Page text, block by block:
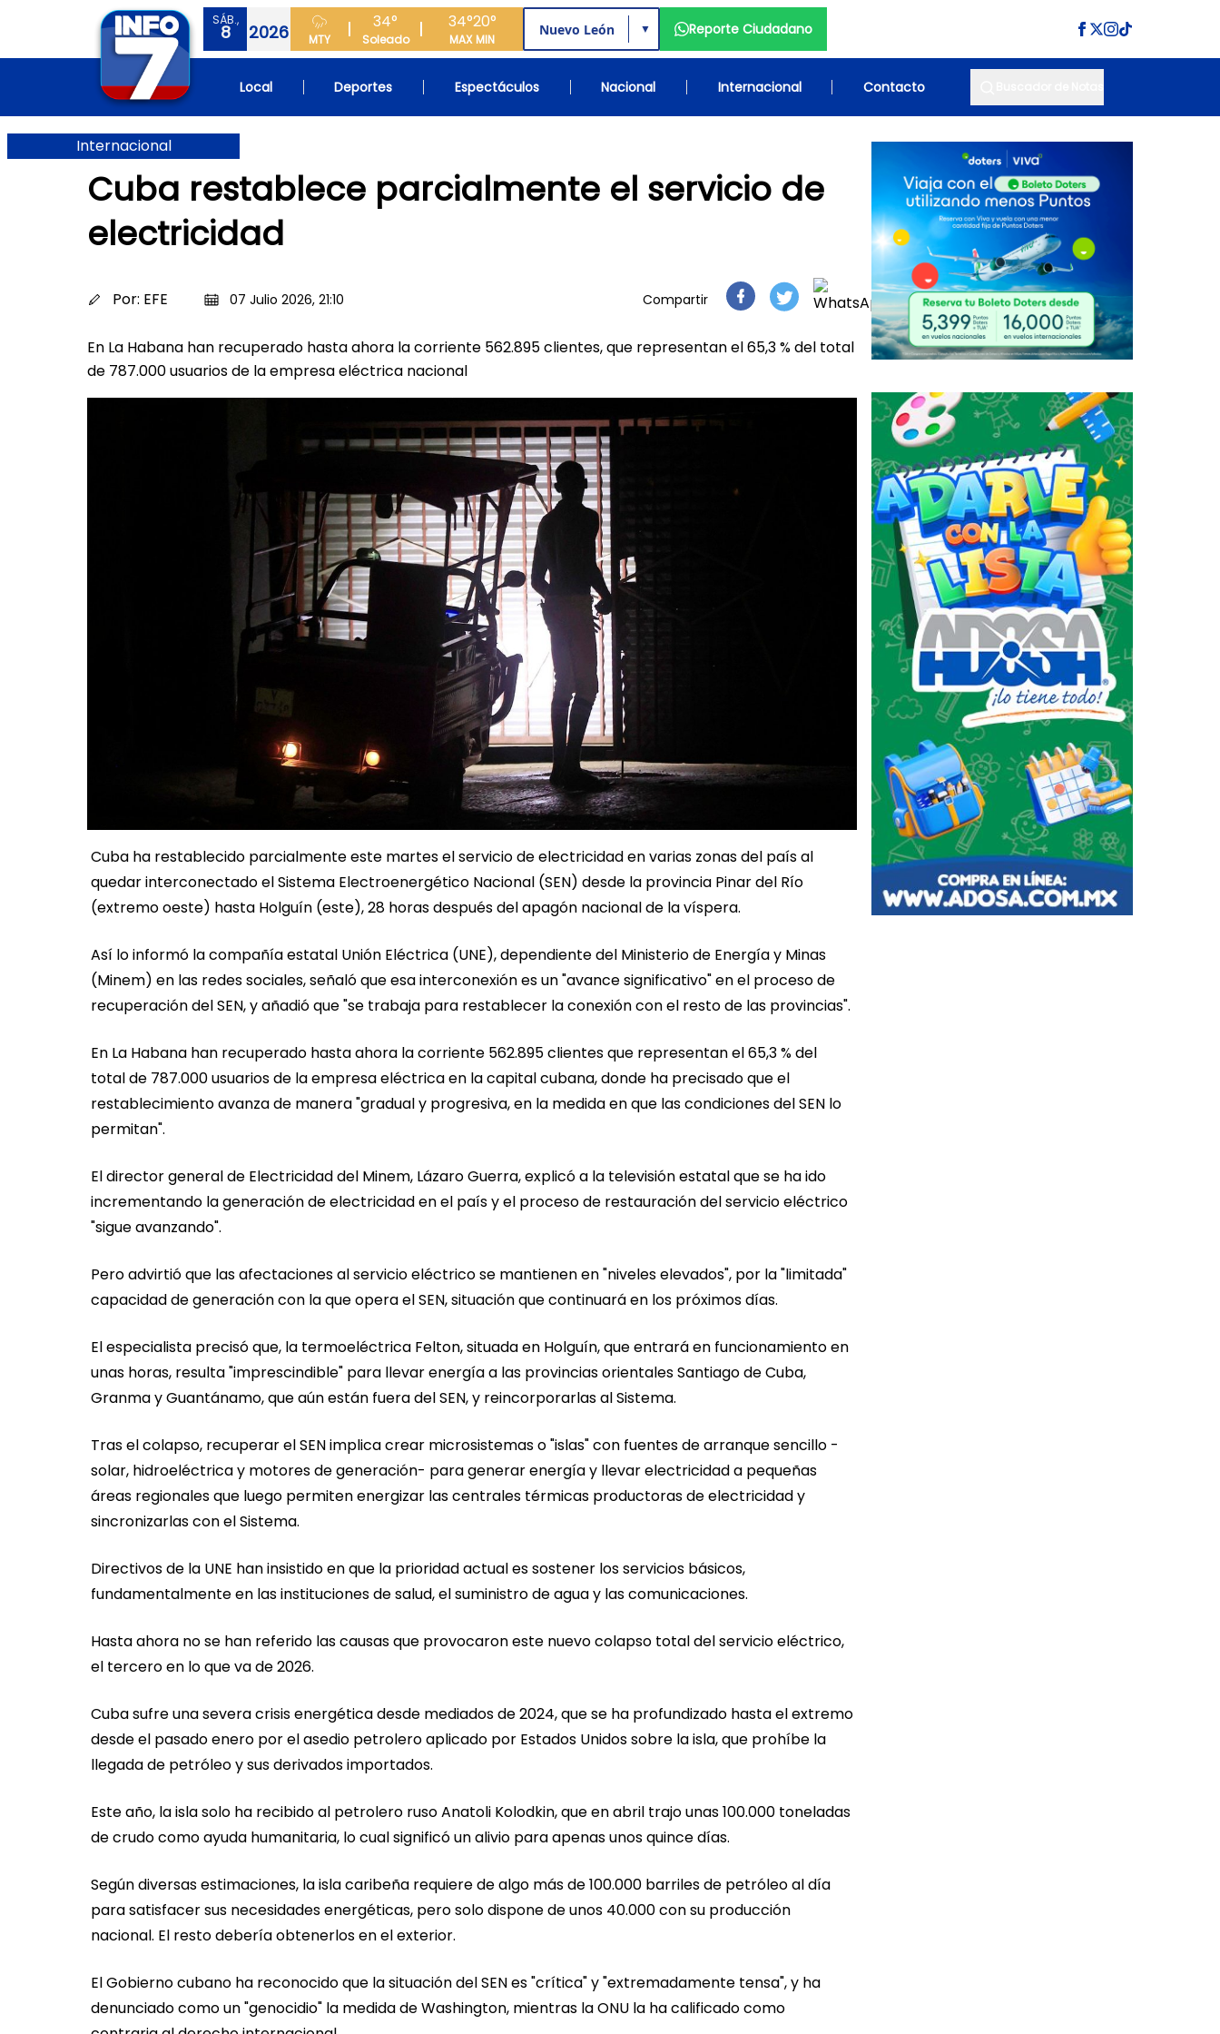
SÁB.,
8 2026 MTY
34°
Soleado
34°
MAX
20°
MIN
▼ Reporte Ciudadano
Local Deportes Espectáculos Nacional Internacional Contacto
Internacional
Cuba restablece parcialmente el servicio de
electricidad
Por: EFE 07 Julio 2026, 21:10 Compartir
En La Habana han recuperado hasta ahora la corriente 562.895 clientes, que representan el 65,3 % del total
de 787.000 usuarios de la empresa eléctrica nacional
Cuba ha restablecido parcialmente este martes el servicio de electricidad en varias zonas del país al
quedar interconectado el Sistema Electroenergético Nacional (SEN) desde la provincia Pinar del Río
(extremo oeste) hasta Holguín (este), 28 horas después del apagón nacional de la víspera.
Así lo informó la compañía estatal Unión Eléctrica (UNE), dependiente del Ministerio de Energía y Minas
(Minem) en las redes sociales, señaló que esa interconexión es un "avance significativo" en el proceso de
recuperación del SEN, y añadió que "se trabaja para restablecer la conexión con el resto de las provincias".
En La Habana han recuperado hasta ahora la corriente 562.895 clientes que representan el 65,3 % del
total de 787.000 usuarios de la empresa eléctrica en la capital cubana, donde ha precisado que el
restablecimiento avanza de manera "gradual y progresiva, en la medida en que las condiciones del SEN lo
permitan".
El director general de Electricidad del Minem, Lázaro Guerra, explicó a la televisión estatal que se ha ido
incrementando la generación de electricidad en el país y el proceso de restauración del servicio eléctrico
"sigue avanzando".
Pero advirtió que las afectaciones al servicio eléctrico se mantienen en "niveles elevados", por la "limitada"
capacidad de generación con la que opera el SEN, situación que continuará en los próximos días.
El especialista precisó que, la termoeléctrica Felton, situada en Holguín, que entrará en funcionamiento en
unas horas, resulta "imprescindible" para llevar energía a las provincias orientales Santiago de Cuba,
Granma y Guantánamo, que aún están fuera del SEN, y reincorporarlas al Sistema.
Tras el colapso, recuperar el SEN implica crear microsistemas o "islas" con fuentes de arranque sencillo -
solar, hidroeléctrica y motores de generación- para generar energía y llevar electricidad a pequeñas
áreas regionales que luego permiten energizar las centrales térmicas productoras de electricidad y
sincronizarlas con el Sistema.
Directivos de la UNE han insistido en que la prioridad actual es sostener los servicios básicos,
fundamentalmente en las instituciones de salud, el suministro de agua y las comunicaciones.
Hasta ahora no se han referido las causas que provocaron este nuevo colapso total del servicio eléctrico,
el tercero en lo que va de 2026.
Cuba sufre una severa crisis energética desde mediados de 2024, que se ha profundizado hasta el extremo
desde el pasado enero por el asedio petrolero aplicado por Estados Unidos sobre la isla, que prohíbe la
llegada de petróleo y sus derivados importados.
Este año, la isla solo ha recibido al petrolero ruso Anatoli Kolodkin, que en abril trajo unas 100.000 toneladas
de crudo como ayuda humanitaria, lo cual significó un alivio para apenas unos quince días.
Según diversas estimaciones, la isla caribeña requiere de algo más de 100.000 barriles de petróleo al día
para satisfacer sus necesidades energéticas, pero solo dispone de unos 40.000 con su producción
nacional. El resto debería obtenerlos en el exterior.
El Gobierno cubano ha reconocido que la situación del SEN es "crítica" y "extremadamente tensa", y ha
denunciado como un "genocidio" la medida de Washington, mientras la ONU la ha calificado como